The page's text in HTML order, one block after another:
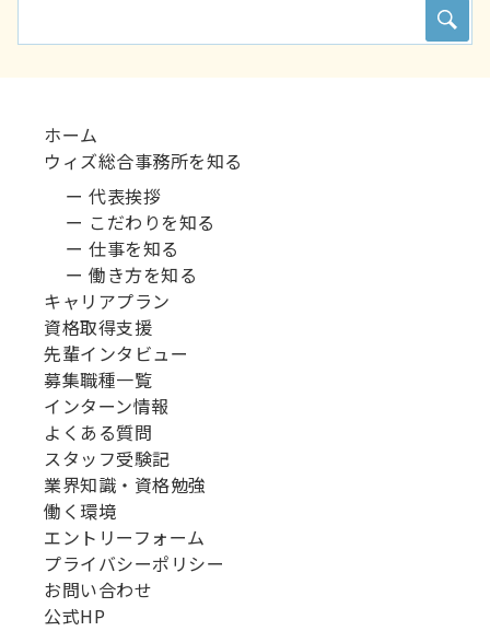
ホーム
ウィズ総合事務所を知る
ー 代表挨拶
ー こだわりを知る
ー 仕事を知る
ー 働き方を知る
キャリアプラン
資格取得支援
先輩インタビュー
募集職種一覧
インターン情報
よくある質問
スタッフ受験記
業界知識・資格勉強
働く環境
エントリーフォーム
プライバシーポリシー
お問い合わせ
公式HP